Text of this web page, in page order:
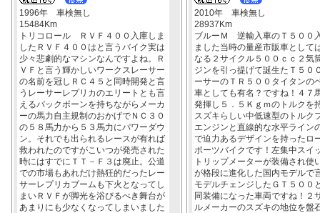
1996年 車検無し
15484Km
トリコロール ＲＶＦ４００入庫しま
したＲＶＦ４００はと言うバイク実は
少々悲劇的なマシンなんですよね。Ｒ
ＶＦと言う輝かしいワークスレーサー
の名前を冠しＲＣ４５と同時開発と言
うレーサーレプリカのエリートとも言
えるバックボーンを持ちながらメーカ
ーの馬力自主規制のおかげでＮＣ３０
の５８馬力から５３馬力にパワーダウ
ン。それでも出られるレースが有れば
救われたのですがこいつが発売された
時にはすでにＴＴ－Ｆ３は廃止。公道
での市場もあれだけ熱狂的だったレー
サーレプリカブームも下火となってし
まいＲＶＦが脚光を浴びるべき舞台が
あまりにも少なくなってしまいました
2010年 車検無し
28937Km
ブルーＭ 逆輸入車のＴ５００
ました当時の量産市販車として
なる２サイクル５００ｃｃ２気
ジンを引っ提げて誕生たＴ５０
ーサーのＴＲ５００タイタンの
車としても有名？ですね！４７
発揮し５．５Ｋｇｍのトルクを
スズキらしい中低速型のトルク
エンジンと直線的な水平ライン
で迫力あるデザインを持ったロ
ポーツバイクです！左集中スイ
トリップメーターが装備され使
が格段に進化した国内モデルで
モデルチェンジしたＧＴ５００
同装備になった車両ですね！２
ルメーカーのスズキの地位を盤